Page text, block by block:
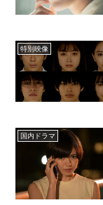
特別映像
国内ドラマ